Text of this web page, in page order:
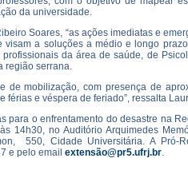
da universidade.
Soares, “as ações imediatas e
visam a soluções a médio e longo
da área de saúde, de
região serrana.
de mobilização, com presença de
férias e véspera de feriado”, ressalta
para o enfrentamento do desastre na
14h30, no Auditório Arquimedes
550, Cidade Universitária. A Pró-
e pelo email extensão@pr5.ufrj.br.